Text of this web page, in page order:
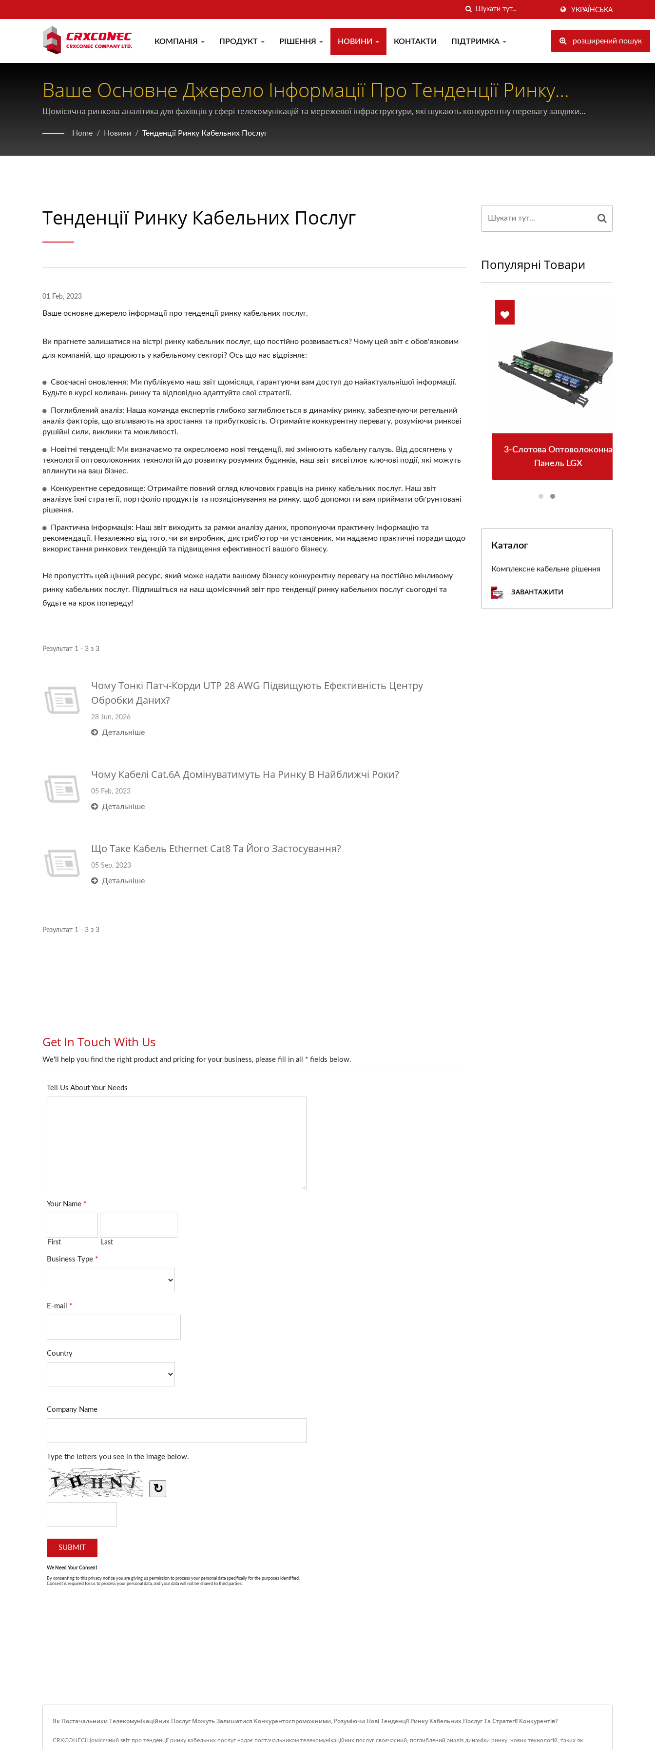
УКРАЇНСЬКА
КОМПАНІЯ ПРОДУКТ РІШЕННЯ НОВИНИ КОНТАКТИ ПІДТРИМКА розширений пошук
Ваше Основне Джерело Інформації Про Тенденції Ринку
Кабельних Послуг
Щомісячна ринкова аналітика для фахівців у сфері телекомунікацій та мережевої інфраструктури, які шукають конкурентну перевагу завдяки
Home / Новини / Тенденції Ринку Кабельних Послуг
Тенденції Ринку Кабельних Послуг
01 Feb, 2023
Ваше основне джерело інформації про тенденції ринку кабельних послуг.
Ви прагнете залишатися на вістрі ринку кабельних послуг, що постійно розвивається? Чому цей звіт є обов'язковим
для компаній, що працюють у кабельному секторі? Ось що нас відрізняє:
Своєчасні оновлення: Ми публікуємо наш звіт щомісяця, гарантуючи вам доступ до найактуальнішої інформації.
Будьте в курсі коливань ринку та відповідно адаптуйте свої стратегії.
Поглиблений аналіз: Наша команда експертів глибоко заглиблюється в динаміку ринку, забезпечуючи ретельний
аналіз факторів, що впливають на зростання та прибутковість. Отримайте конкурентну перевагу, розуміючи ринкові
рушійні сили, виклики та можливості.
Новітні тенденції: Ми визначаємо та окреслюємо нові тенденції, які змінюють кабельну галузь. Від досягнень у
технології оптоволоконних технологій до розвитку розумних будинків, наш звіт висвітлює ключові події, які можуть
вплинути на ваш бізнес.
Конкурентне середовище: Отримайте повний огляд ключових гравців на ринку кабельних послуг. Наш звіт
аналізує їхні стратегії, портфоліо продуктів та позиціонування на ринку, щоб допомогти вам приймати обґрунтовані
рішення.
Практична інформація: Наш звіт виходить за рамки аналізу даних, пропонуючи практичну інформацію та
рекомендації. Незалежно від того, чи ви виробник, дистриб'ютор чи установник, ми надаємо практичні поради щодо
використання ринкових тенденцій та підвищення ефективності вашого бізнесу.
Не пропустіть цей цінний ресурс, який може надати вашому бізнесу конкурентну перевагу на постійно мінливому
ринку кабельних послуг. Підпишіться на наш щомісячний звіт про тенденції ринку кабельних послуг сьогодні та
будьте на крок попереду!
Результат 1 - 3 з 3
Чому Тонкі Патч-Корди UTP 28 AWG Підвищують Ефективність Центру
Обробки Даних?
28 Jun, 2026
Детальніше
Чому Кабелі Cat.6A Домінуватимуть На Ринку В Найближчі Роки?
05 Feb, 2023
Детальніше
Що Таке Кабель Ethernet Cat8 Та Його Застосування?
05 Sep, 2023
Детальніше
Результат 1 - 3 з 3
Популярні Товари
Роз'єм Keystone 4PPoE
3-Слотова Оптоволоконна
Панель LGX
Роз'єм Keystone 4PPoE
3-Слотова Оптоволоконна
Панель LGX
Каталог
Комплексне кабельне рішення
ЗАВАНТАЖИТИ
Як Постачальники Телекомунікаційних Послуг Можуть Залишатися Конкурентоспроможними, Розуміючи Нові Тенденції Ринку Кабельних Послуг Та Стратегії Конкурентів?
CRXCONECЩомісячний звіт про тенденції ринку кабельних послуг надає постачальникам телекомунікаційних послуг своєчасний, поглиблений аналіз динаміки ринку, нових технологій, таких як